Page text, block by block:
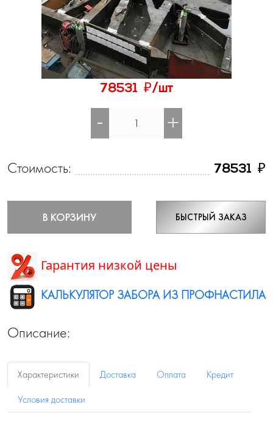
78531 ₽/шт
- +
Стоимость: 78531 ₽
В КОРЗИНУ БЫСТРЫЙ ЗАКАЗ
Гарантия низкой цены
КАЛЬКУЛЯТОР ЗАБОРА ИЗ ПРОФНАСТИЛА
Описание:
Характеристики Доставка Оплата
Кредит
Условия доставки